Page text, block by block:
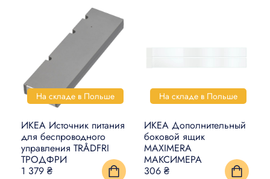
На складе в Польше
ИКЕА Источник питания
для беспроводного
управления TRÅDFRI
ТРОДФРИ
1 379 ₴
На складе в Польше
ИКЕА Дополнительный
боковой ящик
MAXIMERA
МАКСИМЕРА
306 ₴